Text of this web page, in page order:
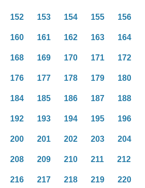
152 153 154 155 156
160 161 162 163 164
168 169 170 171 172
176 177 178 179 180
184 185 186 187 188
192 193 194 195 196
200 201 202 203 204
208 209 210 211 212
216 217 218 219 220